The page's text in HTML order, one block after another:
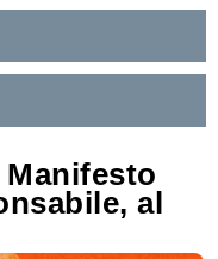
Manifesto
al